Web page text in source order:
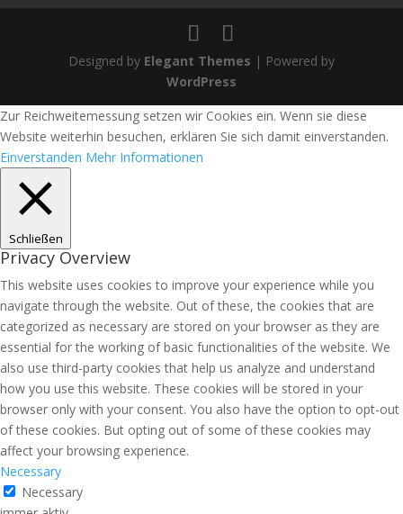
Designed by Elegant Themes | Powered by
WordPress
Zur Reichweitemessung setzen wir Cookies ein. Wenn sie diese
Website weiterhin besuchen, erklären Sie sich damit einverstanden.
Einverstanden Mehr Informationen
Schließen
Privacy Overview
This website uses cookies to improve your experience while you
navigate through the website. Out of these, the cookies that are
categorized as necessary are stored on your browser as they are
essential for the working of basic functionalities of the website. We
also use third-party cookies that help us analyze and understand
how you use this website. These cookies will be stored in your
browser only with your consent. You also have the option to opt-out
of these cookies. But opting out of some of these cookies may
affect your browsing experience.
Necessary
Necessary